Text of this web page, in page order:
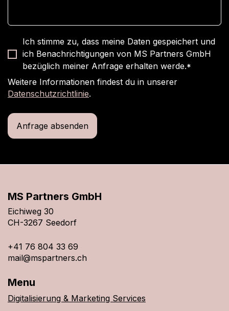
Ich stimme zu, dass meine Daten gespeichert und
ich Benachrichtigungen von MS Partners GmbH
bezüglich meiner Anfrage erhalten werde.*
Weitere Informationen findest du in unserer
Datenschutzrichtlinie.
MS Partners GmbH
Eichiweg 30
CH-3267 Seedorf
+41 76 804 33 69
mail@mspartners.ch
Menu
Digitalisierung & Marketing Services